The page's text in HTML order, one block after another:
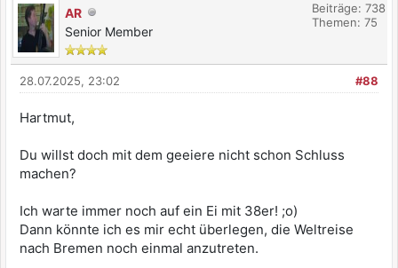
AR
Senior Member
Beiträge: 738
Themen: 75
#88
28.07.2025, 23:02
Hartmut,
Du willst doch mit dem geeiere nicht schon Schluss
machen?
Ich warte immer noch auf ein Ei mit 38er! ;o)
Dann könnte ich es mir echt überlegen, die Weltreise
nach Bremen noch einmal anzutreten.